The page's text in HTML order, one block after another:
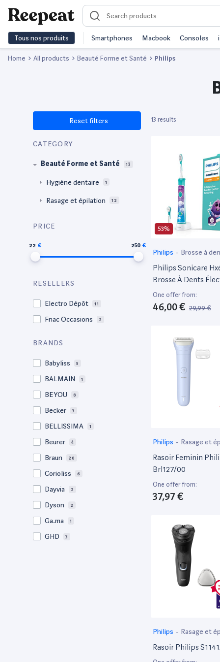
Tous nos produits Smartphones Macbook Consoles
Home All products Beauté Forme et Santé Philips
Reset filters
CATEGORY
Beauté Forme et Santé 13
Hygiène dentaire 1
Rasage et épilation 12
PRICE
22 250
RESELLERS
Electro Dépôt 11
Fnac Occasions 2
BRANDS
Babyliss 5
BALMAIN 1
BE YOU 8
Becker 3
BELLISSIMA 1
Beurer 4
Braun 20
Corioliss 6
Dayvia 2
Dyson 2
Ga.ma 1
GHD 3
13 results
53%
Philips - Brosse à
Philips Sonicare
Brosse À Dents
Avec Technologie
Pour Enfants,
Turquoise
One offer from:
46,00 € 29,99 €
Philips - Rasage et
Rasoir Feminin
Brl127/00
One offer from:
37,97 €
Philips - Rasage et
Rasoir Philips